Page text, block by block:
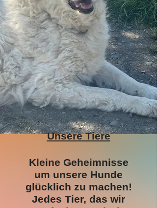
Unsere Tiere
Kleine Geheimnisse
um unsere Hunde
glücklich zu machen!
Jedes Tier, das wir